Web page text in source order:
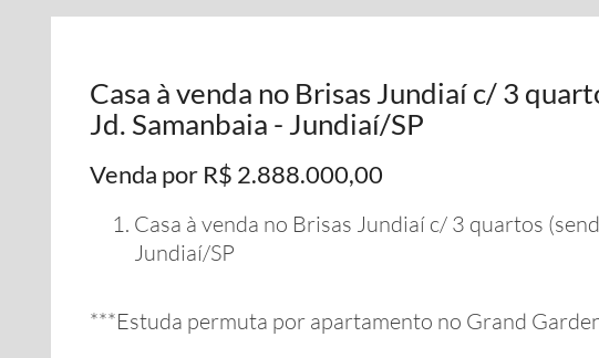
Casa à venda no Brisas Jundiaí c/ 3
Jd. Samanbaia - Jundiaí/SP
Venda por R$ 2.888.000,00
Casa à venda no Brisas Jundiaí c/ 3 quartos
Jundiaí/SP
***Estuda permuta por apartamento no Grand